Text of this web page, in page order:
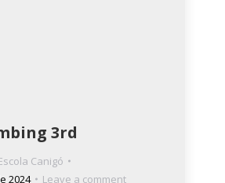
3rd
Canigó
2024
Leave a comment